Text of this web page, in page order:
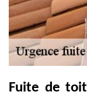
Fuite de